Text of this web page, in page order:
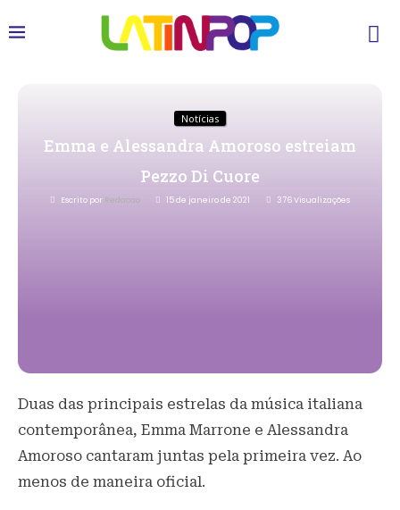
Notícias
Emma e Alessandra Amoroso estreiam
Pezzo Di Cuore
Escrito por Redacao 15 de janeiro de 2021 376Visualizações
Duas das principais estrelas da música italiana
contemporânea, Emma Marrone e Alessandra
Amoroso cantaram juntas pela primeira vez. Ao
menos de maneira oficial.